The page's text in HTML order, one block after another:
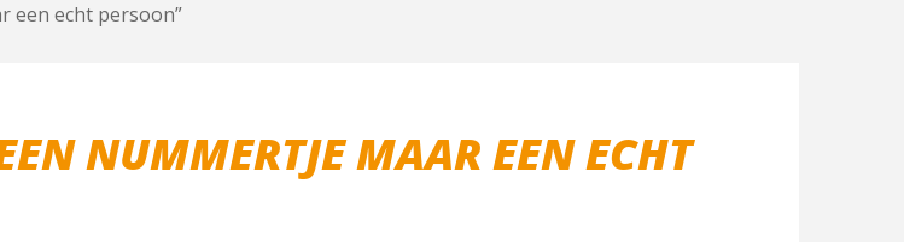
een echt persoon”
NUMMERTJE MAAR EEN ECHT